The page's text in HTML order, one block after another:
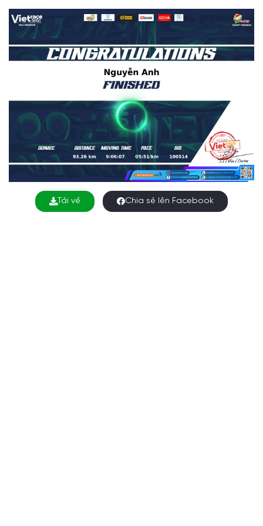
Tải về Chia sẻ lên Facebook